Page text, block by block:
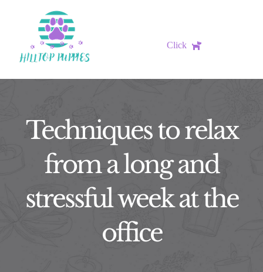
content
Click
HOME
AVAILABLE PUPPIES
PREVIOUS LITTERS
CONTACT US
Techniques to relax
from a long and
stressful week at the
office